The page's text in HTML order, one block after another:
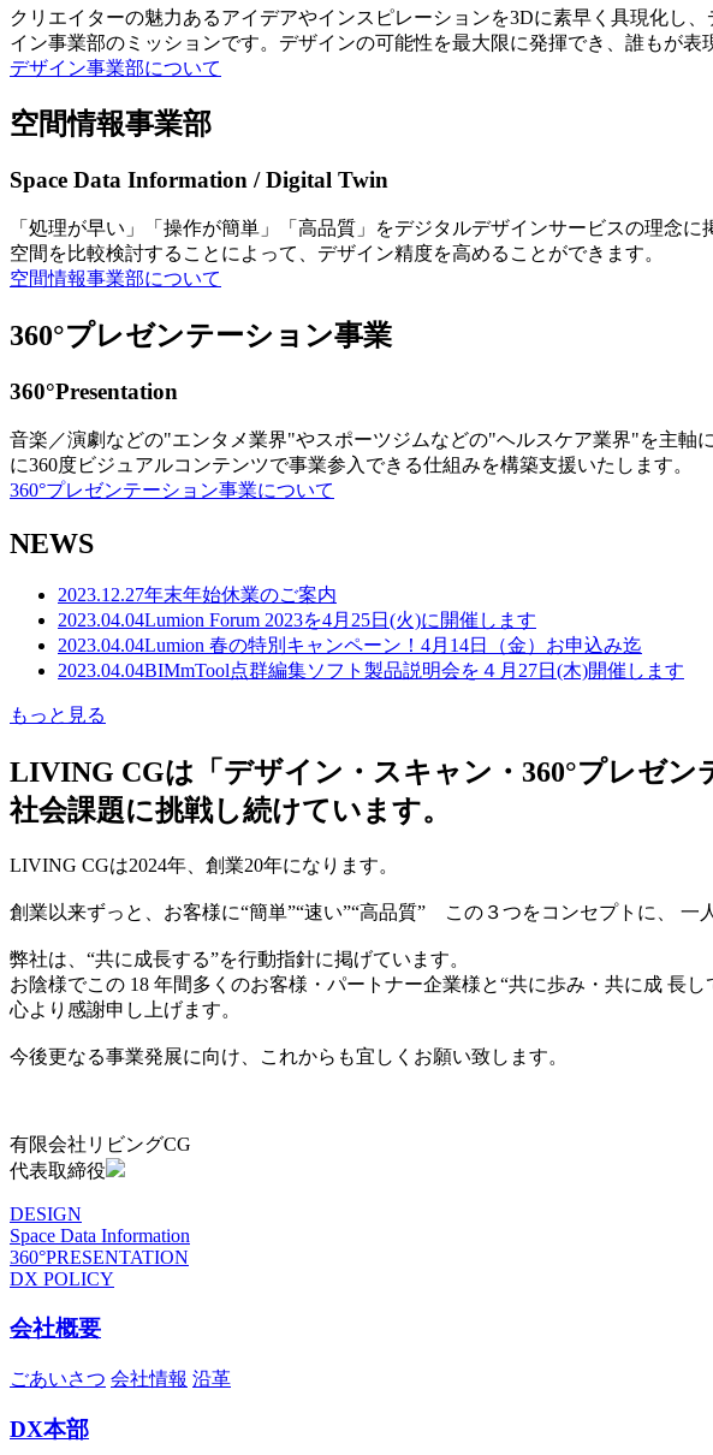
クリエイターの魅力あるアイデアやインスピレーションを3Dに素早く具現化し
イン事業部のミッションです。デザインの可能性を最大限に発揮でき、誰もが表
デザイン事業部について
空間情報事業部
Space Data Information / Digital Twin
「処理が早い」「操作が簡単」「高品質」をデジタルデザインサービスの理念
空間を比較検討することによって、デザイン精度を高めることができます。
空間情報事業部について
360°プレゼンテーション事業
360°Presentation
音楽／演劇などの"エンタメ業界"やスポーツジムなどの"ヘルスケア業界"を主
に360度ビジュアルコンテンツで事業参入できる仕組みを構築支援いたします。
360°プレゼンテーション事業について
NEWS
2023.12.27年末年始休業のご案内
2023.04.04Lumion Forum 2023を4月25日(火)に開催します
2023.04.04Lumion 春の特別キャンペーン！4月14日（金）お申込み迄
2023.04.04BIMmTool点群編集ソフト製品説明会を４月27日(木)開催します
もっと見る
LIVING CGは「デザイン・スキャン・360°プレゼ
社会課題に挑戦し続けています。
LIVING CGは2024年、創業20年になります。
創業以来ずっと、お客様に“簡単”“速い”“高品質” この３つをコンセプトに、 一
弊社は、“共に成長する”を行動指針に掲げています。
お陰様でこの 18 年間多くのお客様・パートナー企業様と“共に歩み・共に成 長し
心より感謝申し上げます。
今後更なる事業発展に向け、これからも宜しくお願い致します。
有限会社リビングCG
代表取締役
DESIGN
Space Data Information
360°PRESENTATION
DX POLICY
会社概要
ごあいさつ 会社情報 沿革
DX本部